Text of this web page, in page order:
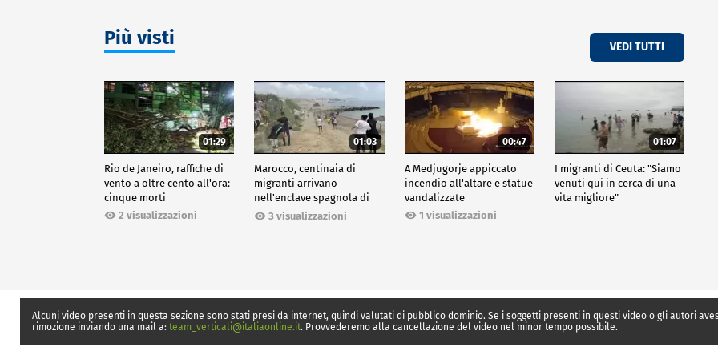
Più visti VEDI TUTTI
01:29
Rio de Janeiro, raffiche di
vento a oltre cento all'ora:
cinque morti
2 visualizzazioni
01:03
Marocco, centinaia di
migranti arrivano
nell'enclave spagnola di
Ceuta3 visualizzazioni
00:47
A Medjugorje appiccato
incendio all'altare e statue
vandalizzate
1 visualizzazioni
01:07
I migranti di Ceuta: "Siamo
venuti qui in cerca di una
vita migliore"
Alcuni video presenti in questa sezione sono stati presi da internet, quindi valutati di pubblico dominio. Se i soggetti presenti in questi video o gli autori
rimozione inviando una mail a: team_verticali@italiaonline.it. Provvederemo alla cancellazione del video nel minor tempo possibile.